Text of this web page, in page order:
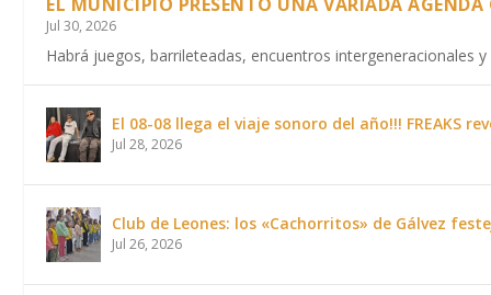
Jul 30, 2026
Habrá juegos, barrileteadas, encuentros intergeneracionales
El 08-08 llega el viaje sonoro del año!!! FREAKS
Jul 28, 2026
Club de Leones: los «Cachorritos» de Gálvez
Jul 26, 2026